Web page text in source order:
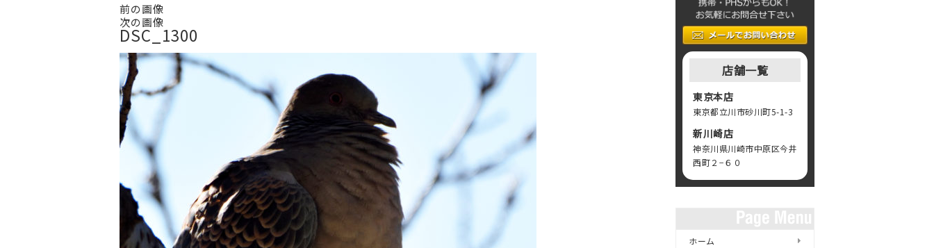
前の画像
次の画像
DSC_1300
店舗一覧
東京本店
東京都立川市砂川町5-1-3
新川崎店
神奈川県川崎市中原区今井
西町２−６０
ホーム